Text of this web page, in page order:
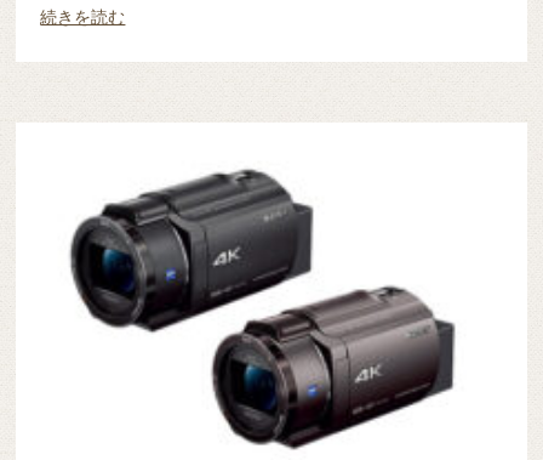
続きを読む